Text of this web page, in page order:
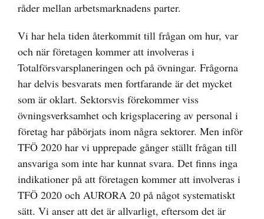
råder mellan arbetsmarknadens parter.
Vi har hela tiden återkommit till frågan om hur, var
och när företagen kommer att involveras i
Totalförsvarsplaneringen och på övningar. Frågorna
har delvis besvarats men fortfarande är det mycket
som är oklart. Sektorsvis förekommer viss
övningsverksamhet och krigsplacering av personal i
företag har påbörjats inom några sektorer. Men inför
TFÖ 2020 har vi upprepade gånger ställt frågan till
ansvariga som inte har kunnat svara. Det finns inga
indikationer på att företagen kommer att involveras i
TFÖ 2020 och AURORA 20 på något systematiskt
sätt. Vi anser att det är allvarligt, eftersom det är